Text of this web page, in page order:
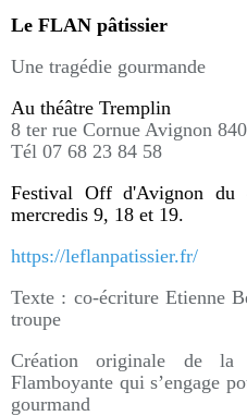
Le FLAN pâtissier
Une tragédie gourmande
Au théâtre Tremplin
8 ter rue Cornue Avignon
Tél 07 68 23 84 58
Festival Off d'Avignon
mercredis 9, 18 et 19.
https://leflanpatissier.fr/
Texte : co-écriture Etienne
troupe
Création originale de la
Flamboyante qui s’engage
gourmand